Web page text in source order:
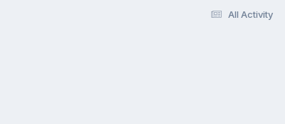
All Activity